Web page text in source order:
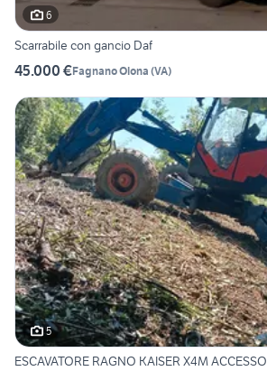
6
Scarrabile con gancio Daf
45.000 €Fagnano Olona (VA)
5
ESCAVATORE RAGNO KAISER X4M